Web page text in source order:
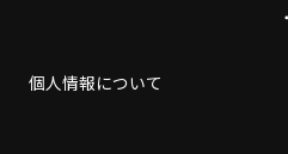
個人情報について